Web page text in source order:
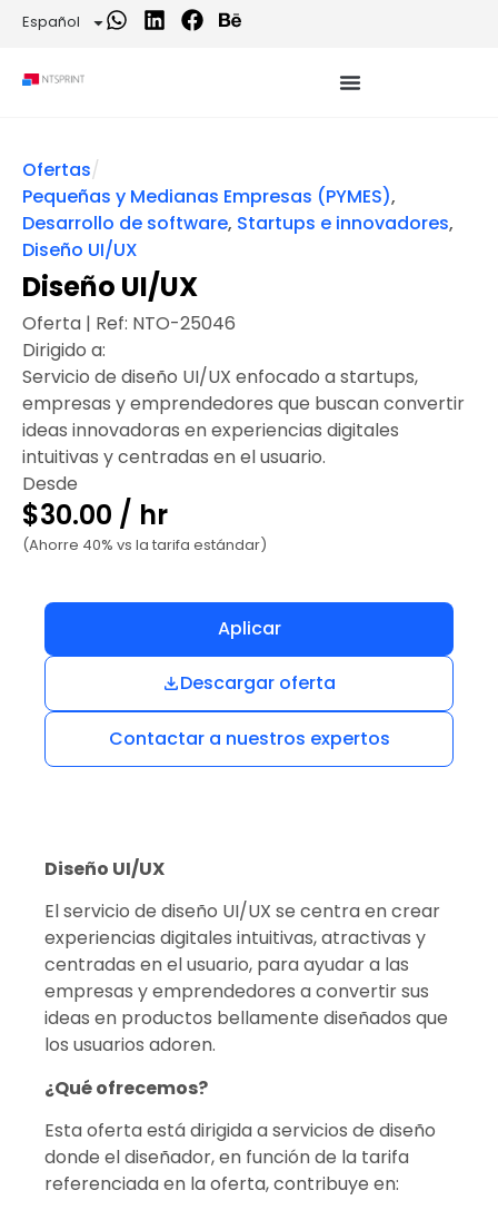
Español
Ofertas/
Pequeñas y Medianas Empresas (PYMES),
Desarrollo de software, Startups e innovadores,
Diseño UI/UX
Diseño UI/UX
Oferta | Ref: NTO-25046
Dirigido a:
Servicio de diseño UI/UX enfocado a startups,
empresas y emprendedores que buscan convertir
ideas innovadoras en experiencias digitales
intuitivas y centradas en el usuario.
Desde
$30.00 / hr
(Ahorre 40% vs la tarifa estándar)
Aplicar
Descargar oferta
Contactar a nuestros expertos
Diseño UI/UX
El servicio de diseño UI/UX se centra en crear
experiencias digitales intuitivas, atractivas y
centradas en el usuario, para ayudar a las
empresas y emprendedores a convertir sus
ideas en productos bellamente diseñados que
los usuarios adoren.
¿Qué ofrecemos?
Esta oferta está dirigida a servicios de diseño
donde el diseñador, en función de la tarifa
referenciada en la oferta, contribuye en: